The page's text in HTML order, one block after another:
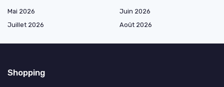
Mai 2026
Juin 2026
Juillet 2026
Août 2026
Shopping